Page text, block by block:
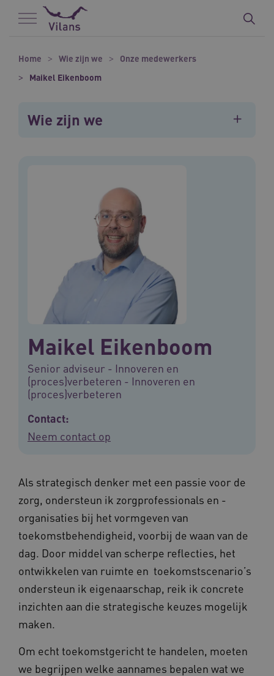
Naar hoofdinhoud
Naar footer
Home Wie zijn we
Onze medewerkers
Maikel Eikenboom
Wie zijn we
Maikel Eikenboom
Senior adviseur - Innoveren en
(proces)verbeteren - Innoveren en
(proces)verbeteren
Contact:
Neem contact op
Als strategisch denker met een passie voor de
zorg, ondersteun ik zorgprofessionals en -
organisaties bij het vormgeven van
toekomstbehendigheid, voorbij de waan van de
dag. Door middel van scherpe reflecties, het
ontwikkelen van ruimte en toekomstscenario’s
ondersteun ik eigenaarschap, reik ik concrete
inzichten aan die strategische keuzes mogelijk
maken.
Om echt toekomstgericht te handelen, moeten
we begrijpen welke aannames bepalen wat we